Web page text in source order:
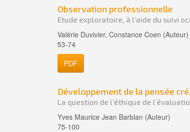
Observation professionnelle
Etude exploratoire, à l’aide du suivi
Valérie Duvivier, Constance Coen (Auteur)
53-74
PDF
Développement de la pensée
La question de l’éthique de
Yves Maurice Jean Barblan (Auteur)
75-100